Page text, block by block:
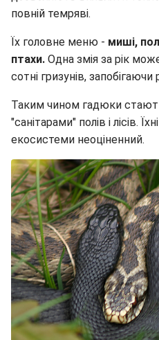
повній темряві.
Їх головне меню - миші,
птахи. Одна змія за рік
сотні гризунів,
Таким чином гадюки
"санітарами" полів і лісів.
екосистеми неоціненний.